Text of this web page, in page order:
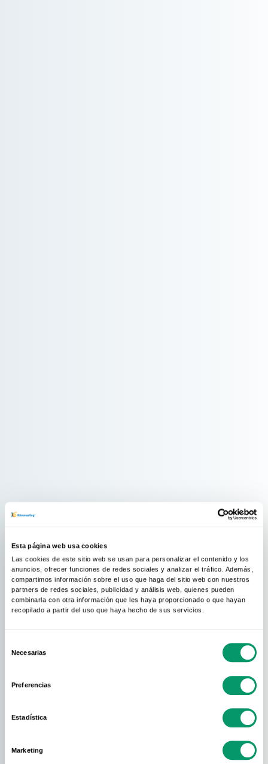
Esta página web usa cookies
Las cookies de este sitio web se usan para personalizar el contenido y los
anuncios, ofrecer funciones de redes sociales y analizar el tráfico. Además,
compartimos información sobre el uso que haga del sitio web con nuestros
partners de redes sociales, publicidad y análisis web, quienes pueden
combinarla con otra información que les haya proporcionado o que hayan
recopilado a partir del uso que haya hecho de sus servicios.
de
Necesarias
Preferencias
Estadística
Marketing